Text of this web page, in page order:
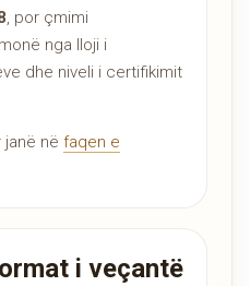
, por çmimi
nga lloji i
dhe niveli i certifikimit
në faqen e
i veçantë